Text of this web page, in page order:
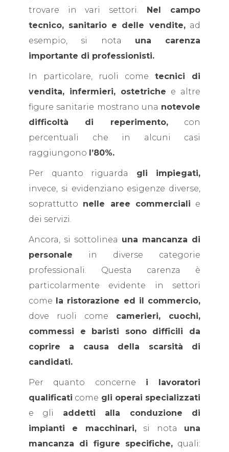
trovare in vari settori. Nel campo
tecnico, sanitario e delle vendite,ad
esempio, si nota una carenza
importante di professionisti.
In particolare, ruoli come tecnici di
vendita, infermieri, ostetriche e altre
figure sanitarie mostrano una notevole
difficoltà di reperimento,con
percentuali che in alcuni casi
raggiungono l’80%.
Per quanto riguarda gli impiegati,
invece, si evidenziano esigenze diverse,
soprattutto nelle aree commerciali e
dei servizi.
Ancora, si sottolinea una mancanza di
personale in diverse categorie
professionali. Questa carenza è
particolarmente evidente in settori
come la ristorazione ed il commercio,
dove ruoli come camerieri, cuochi,
commessi e baristi sono difficili da
coprire a causa della scarsità di
candidati.
Per quanto concerne i lavoratori
qualificati come gli operai specializzati
e gli addetti alla conduzione di
impianti e macchinari,si nota una
mancanza di figure specifiche,quali: